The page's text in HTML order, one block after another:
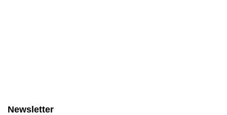
Newsletter